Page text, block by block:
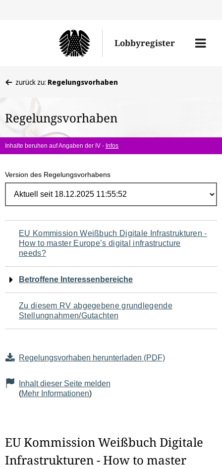
Lobbyregister
Menü
befinden
hier:
zurück zu: Regelungsvorhaben
Regelungsvorhaben
Inhalte beruhen auf Angaben der IV - Infos
Version des Regelungsvorhabens
Navigation
für
den
Seiteninhalt
EU Kommission Weißbuch Digitale Infrastrukturen -
How to master Europe’s digital infrastructure
needs?
Betroffene Interessenbereiche
Zu diesem RV abgegebene grundlegende
Stellungnahmen/Gutachten
Regelungsvorhaben herunterladen (PDF)
Inhalt dieser Seite melden
(Mehr Informationen)
EU Kommission Weißbuch Digitale
Infrastrukturen - How to master